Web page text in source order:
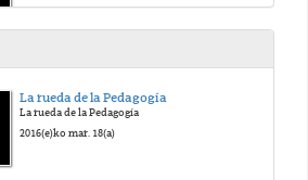
La rueda de la Pedagogía
La rueda de la Pedagogía
2016(e)ko mar. 18(a)